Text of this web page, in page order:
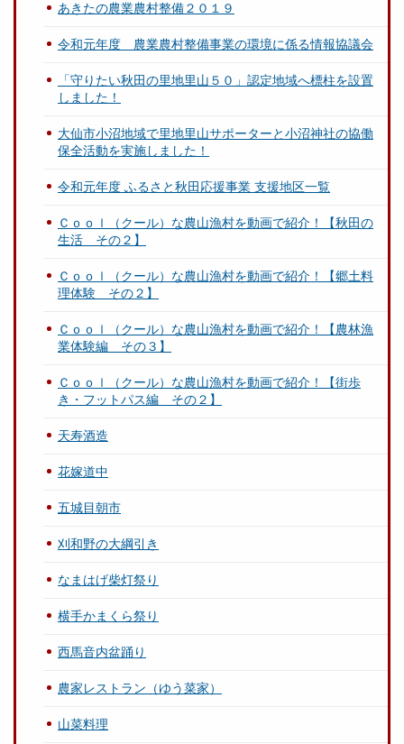
あきたの農業農村整備２０１９
令和元年度 農業農村整備事業の環境に係る情報協議会
「守りたい秋田の里地里山５０」認定地域へ標柱を設置
しました！
大仙市小沼地域で里地里山サポーターと小沼神社の協働
保全活動を実施しました！
令和元年度 ふるさと秋田応援事業 支援地区一覧
Ｃｏｏｌ（クール）な農山漁村を動画で紹介！【秋田の
生活 その２】
Ｃｏｏｌ（クール）な農山漁村を動画で紹介！【郷土料
理体験 その２】
Ｃｏｏｌ（クール）な農山漁村を動画で紹介！【農林漁
業体験編 その３】
Ｃｏｏｌ（クール）な農山漁村を動画で紹介！【街歩
き・フットパス編 その２】
天寿酒造
花嫁道中
五城目朝市
刈和野の大綱引き
なまはげ柴灯祭り
横手かまくら祭り
西馬音内盆踊り
農家レストラン（ゆう菜家）
山菜料理